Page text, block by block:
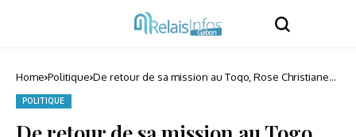
Home Politique De retour de sa mission au Togo, Rose Christiane
POLITIQUE